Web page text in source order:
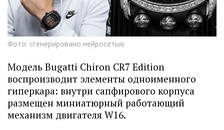
Фото: сгенерировано нейросетью
Модель Bugatti Chiron CR7 Edition
воспроизводит элементы одноименного
гиперкара: внутри сапфирового корпуса
размещен миниатюрный работающий
механизм двигателя W16.